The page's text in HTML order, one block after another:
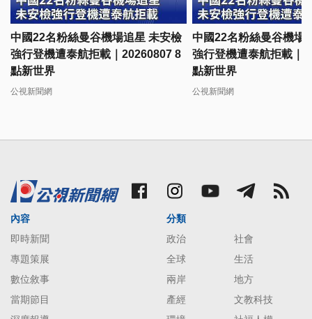
中國22名粉絲曼谷機場追星 未安檢
強行登機遭泰航拒載｜20260807 8
點新世界
公視新聞網
中國22名粉絲曼谷機場
強行登機遭泰航拒載｜
點新世界
公視新聞網
內容
即時新聞
專題策展
數位敘事
當期節目
分類
政治
社會
全球
生活
兩岸
地方
產經
文教科技